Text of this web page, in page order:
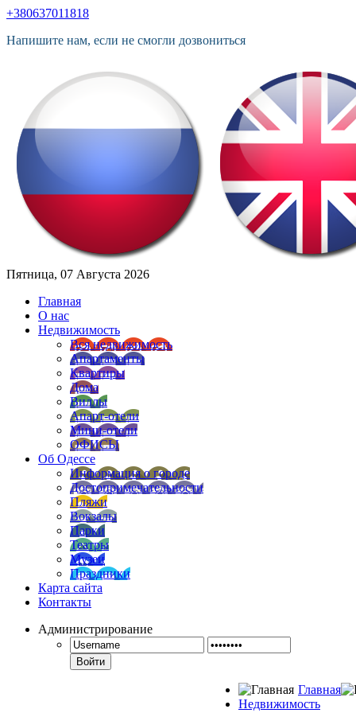
+380637011818
Напишите нам, если не смогли дозвониться
Пятница, 07 Августа 2026
Главная
О нас
Недвижимость
Вся недвижимость
Апартаменты
Квартиры
Дома
Виллы
Апарт-отели
Мини-отели
ОФИСЫ
Об Одессе
Информация о городе
Достопримечательности
Пляжи
Вокзалы
Парки
Театры
Музеи
Праздники
Карта сайта
Контакты
Администрирование
Войти
Главная
Недвижимость